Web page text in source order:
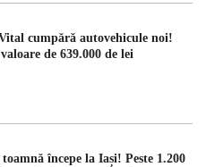
cumpără autovehicule noi!
de 639.000 de lei
începe la Iași! Peste 1.200